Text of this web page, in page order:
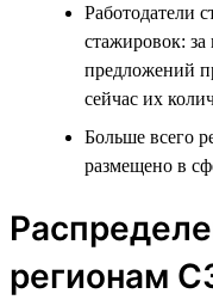
Работодатели
стажировок:
предложений
сейчас их
Больше всего
размещено в
регионам